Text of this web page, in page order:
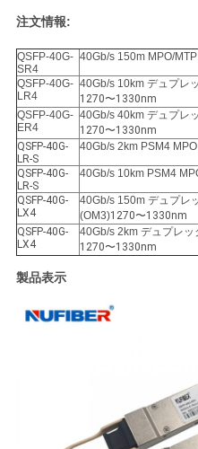
さ
い
地
図
プ
ラ
注文情報:
QSFP-40G-
SR4
40Gb/s 150m MPO/
QSFP-40G-
LR4
40Gb/s 10km デュプレ
1270〜1330nm
QSFP-40G-
ER4
40Gb/s 40km デュプレ
1270〜1330nm
QSFP-40G-
LR-S
40Gb/s 2km PSM4
QSFP-40G-
LR-S
40Gb/s 10km PSM4
QSFP-40G-
LX4
40Gb/s 150m デュプレ
(OM3)1270〜1330nm
QSFP-40G-
LX4
40Gb/s 2km デュプレ
1270〜1330nm
製品表示